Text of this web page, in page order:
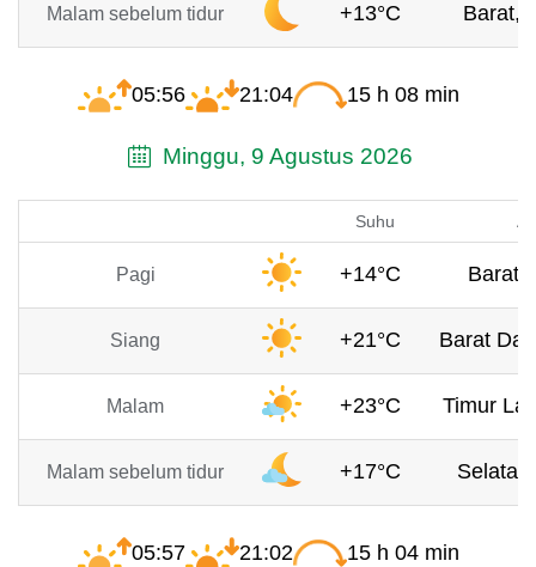
Malam sebelum tidur +13°C Barat,
05:56 21:04 15 h 08 min
Minggu, 9 Agustus 2026
Suhu
Pagi +14°C Barat,
Siang +21°C Barat
Malam +23°C Timur
Malam sebelum tidur +17°C
05:57 21:02 15 h 04 min